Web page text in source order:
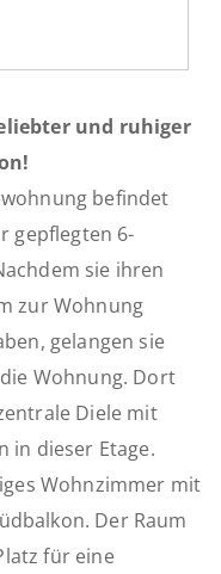
und ruhiger
befindet
gepflegten 6-
sie ihren
zur Wohnung
gelangen sie
Wohnung. Dort
Diele mit
in dieser Etage.
Wohnzimmer mit
Der Raum
für eine